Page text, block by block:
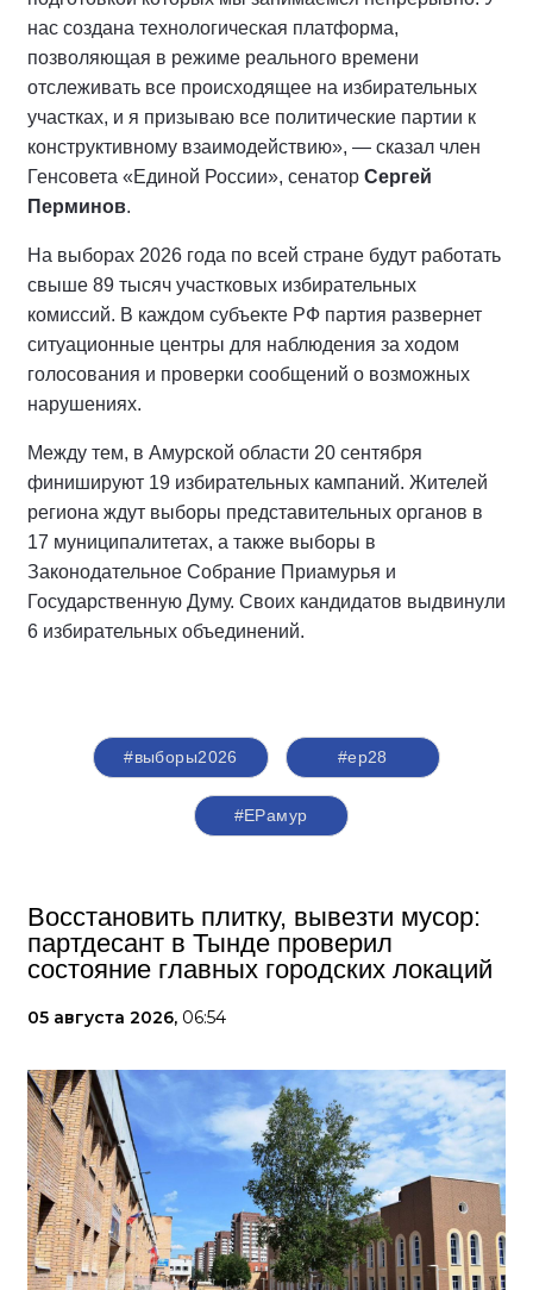
нас создана технологическая платформа,
позволяющая в режиме реального времени
отслеживать все происходящее на избирательных
участках, и я призываю все политические партии к
конструктивному взаимодействию», — сказал член
Генсовета «Единой России», сенатор Сергей
Перминов.
На выборах 2026 года по всей стране будут работать
свыше 89 тысяч участковых избирательных
комиссий. В каждом субъекте РФ партия развернет
ситуационные центры для наблюдения за ходом
голосования и проверки сообщений о возможных
нарушениях.
Между тем, в Амурской области 20 сентября
финишируют 19 избирательных кампаний. Жителей
региона ждут выборы представительных органов в
17 муниципалитетах, а также выборы в
Законодательное Собрание Приамурья и
Государственную Думу. Своих кандидатов выдвинули
6 избирательных объединений.
#выборы2026 #ер28
#ЕРамур
Восстановить плитку, вывезти мусор:
партдесант в Тынде проверил
состояние главных городских локаций
05 августа 2026, 06:54